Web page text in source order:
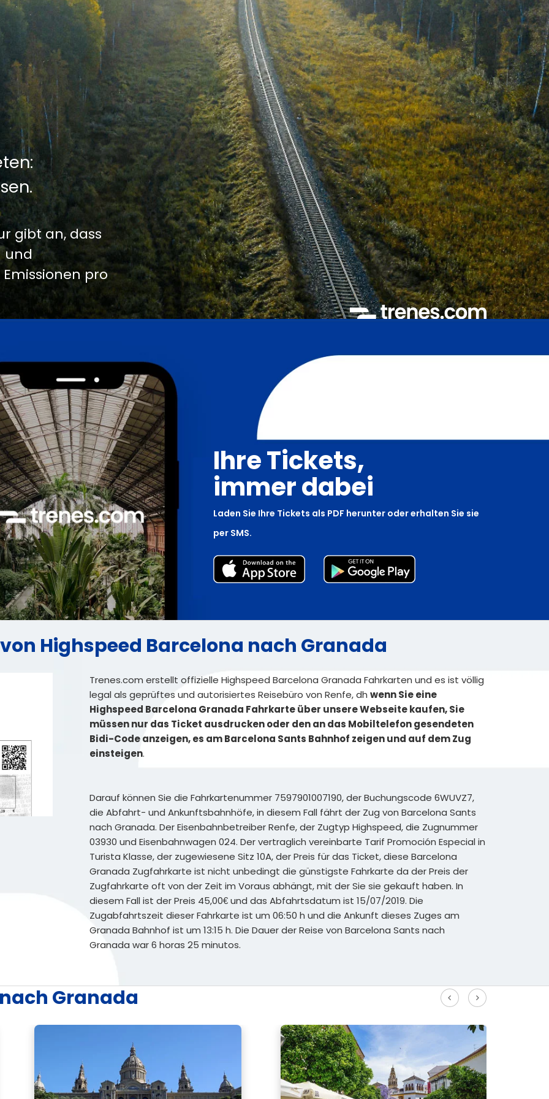
gibt an, dass
und
pro
Ihre Tickets,
immer dabei
Laden Sie Ihre Tickets als PDF herunter oder erhalten Sie sie
per SMS.
Highspeed Barcelona nach Granada
Trenes.com erstellt offizielle Highspeed Barcelona Granada Fahrkarten und es ist völlig
legal als geprüftes und autorisiertes Reisebüro von Renfe, dh wenn Sie eine
Highspeed Barcelona Granada Fahrkarte über unsere Webseite kaufen, Sie
müssen nur das Ticket ausdrucken oder den an das Mobiltelefon gesendeten
Bidi-Code anzeigen, es am Barcelona Sants Bahnhof zeigen und auf dem Zug
einsteigen.
Darauf können Sie die Fahrkartenummer 7597901007190, der Buchungscode 6WUVZ7,
die Abfahrt- und Ankunftsbahnhöfe, in diesem Fall fährt der Zug von Barcelona Sants
nach Granada. Der Eisenbahnbetreiber Renfe, der Zugtyp Highspeed, die Zugnummer
03930 und Eisenbahnwagen 024. Der vertraglich vereinbarte Tarif Promoción Especial in
Turista Klasse, der zugewiesene Sitz 10A, der Preis für das Ticket, diese Barcelona
Granada Zugfahrkarte ist nicht unbedingt die günstigste Fahrkarte da der Preis der
Zugfahrkarte oft von der Zeit im Voraus abhängt, mit der Sie sie gekauft haben. In
diesem Fall ist der Preis 45,00€ und das Abfahrtsdatum ist 15/07/2019. Die
Zugabfahrtszeit dieser Fahrkarte ist um 06:50 h und die Ankunft dieses Zuges am
Granada Bahnhof ist um 13:15 h. Die Dauer der Reise von Barcelona Sants nach
Granada war 6 horas 25 minutos.
Granada